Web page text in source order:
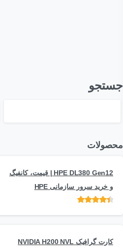
جستجو
محصولات
HPE DL380 Gen12 | قیمت، کانفیگ
و خرید سرور سازمانی HPE
کارت گرافیک NVIDIA H200 NVL